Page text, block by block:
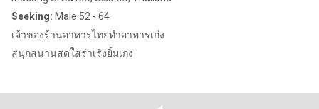
Seeking: Male 52 - 64
เจ้าของร้านอาหารไทยทำอาหารเก่ง
สนุกสนานสดใสร่าเริงยิ้มเก่ง